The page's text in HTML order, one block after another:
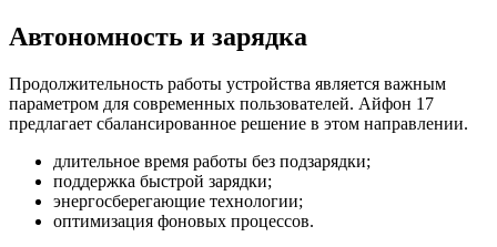
Автономность и зарядка
Продолжительность работы устройства является важным
параметром для современных пользователей. Айфон 17
предлагает сбалансированное решение в этом направлении.
длительное время работы без подзарядки;
поддержка быстрой зарядки;
энергосберегающие технологии;
оптимизация фоновых процессов.